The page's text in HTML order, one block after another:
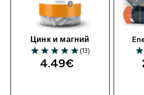
Цинк и магний
(13)
4.49€‎